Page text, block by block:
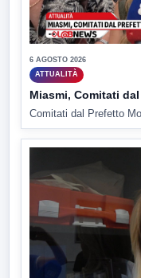
6 AGOSTO 2026
ATTUALITÀ
Miasmi, Comitati
Comitati dal Prefetto